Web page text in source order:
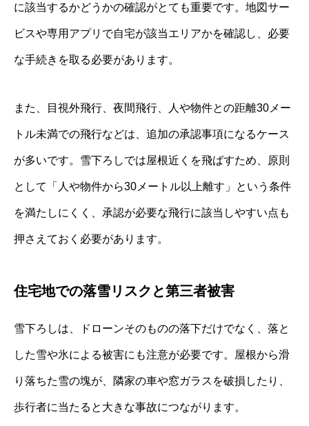
に該当するかどうかの確認がとても重要です。地図サー
ビスや専用アプリで自宅が該当エリアかを確認し、必要
な手続きを取る必要があります。
また、目視外飛行、夜間飛行、人や物件との距離30メー
トル未満での飛行などは、追加の承認事項になるケース
が多いです。雪下ろしでは屋根近くを飛ばすため、原則
として「人や物件から30メートル以上離す」という条件
を満たしにくく、承認が必要な飛行に該当しやすい点も
押さえておく必要があります。
住宅地での落雪リスクと第三者被害
雪下ろしは、ドローンそのものの落下だけでなく、落と
した雪や氷による被害にも注意が必要です。屋根から滑
り落ちた雪の塊が、隣家の車や窓ガラスを破損したり、
歩行者に当たると大きな事故につながります。